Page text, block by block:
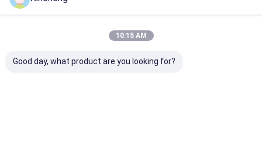
Boule de carbure de tungstène
Pièces non standard pour carbure
10:15 AM
Good day, what product are you looking for?